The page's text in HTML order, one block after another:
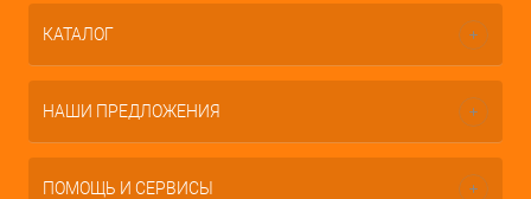
КАТАЛОГ
НАШИ ПРЕДЛОЖЕНИЯ
ПОМОЩЬ И СЕРВИСЫ